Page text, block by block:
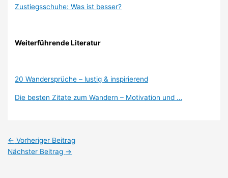
Zustiegsschuhe: Was ist besser?
Weiterführende Literatur
20 Wandersprüche – lustig & inspirierend
Die besten Zitate zum Wandern – Motivation und …
← Vorheriger Beitrag
Nächster Beitrag →